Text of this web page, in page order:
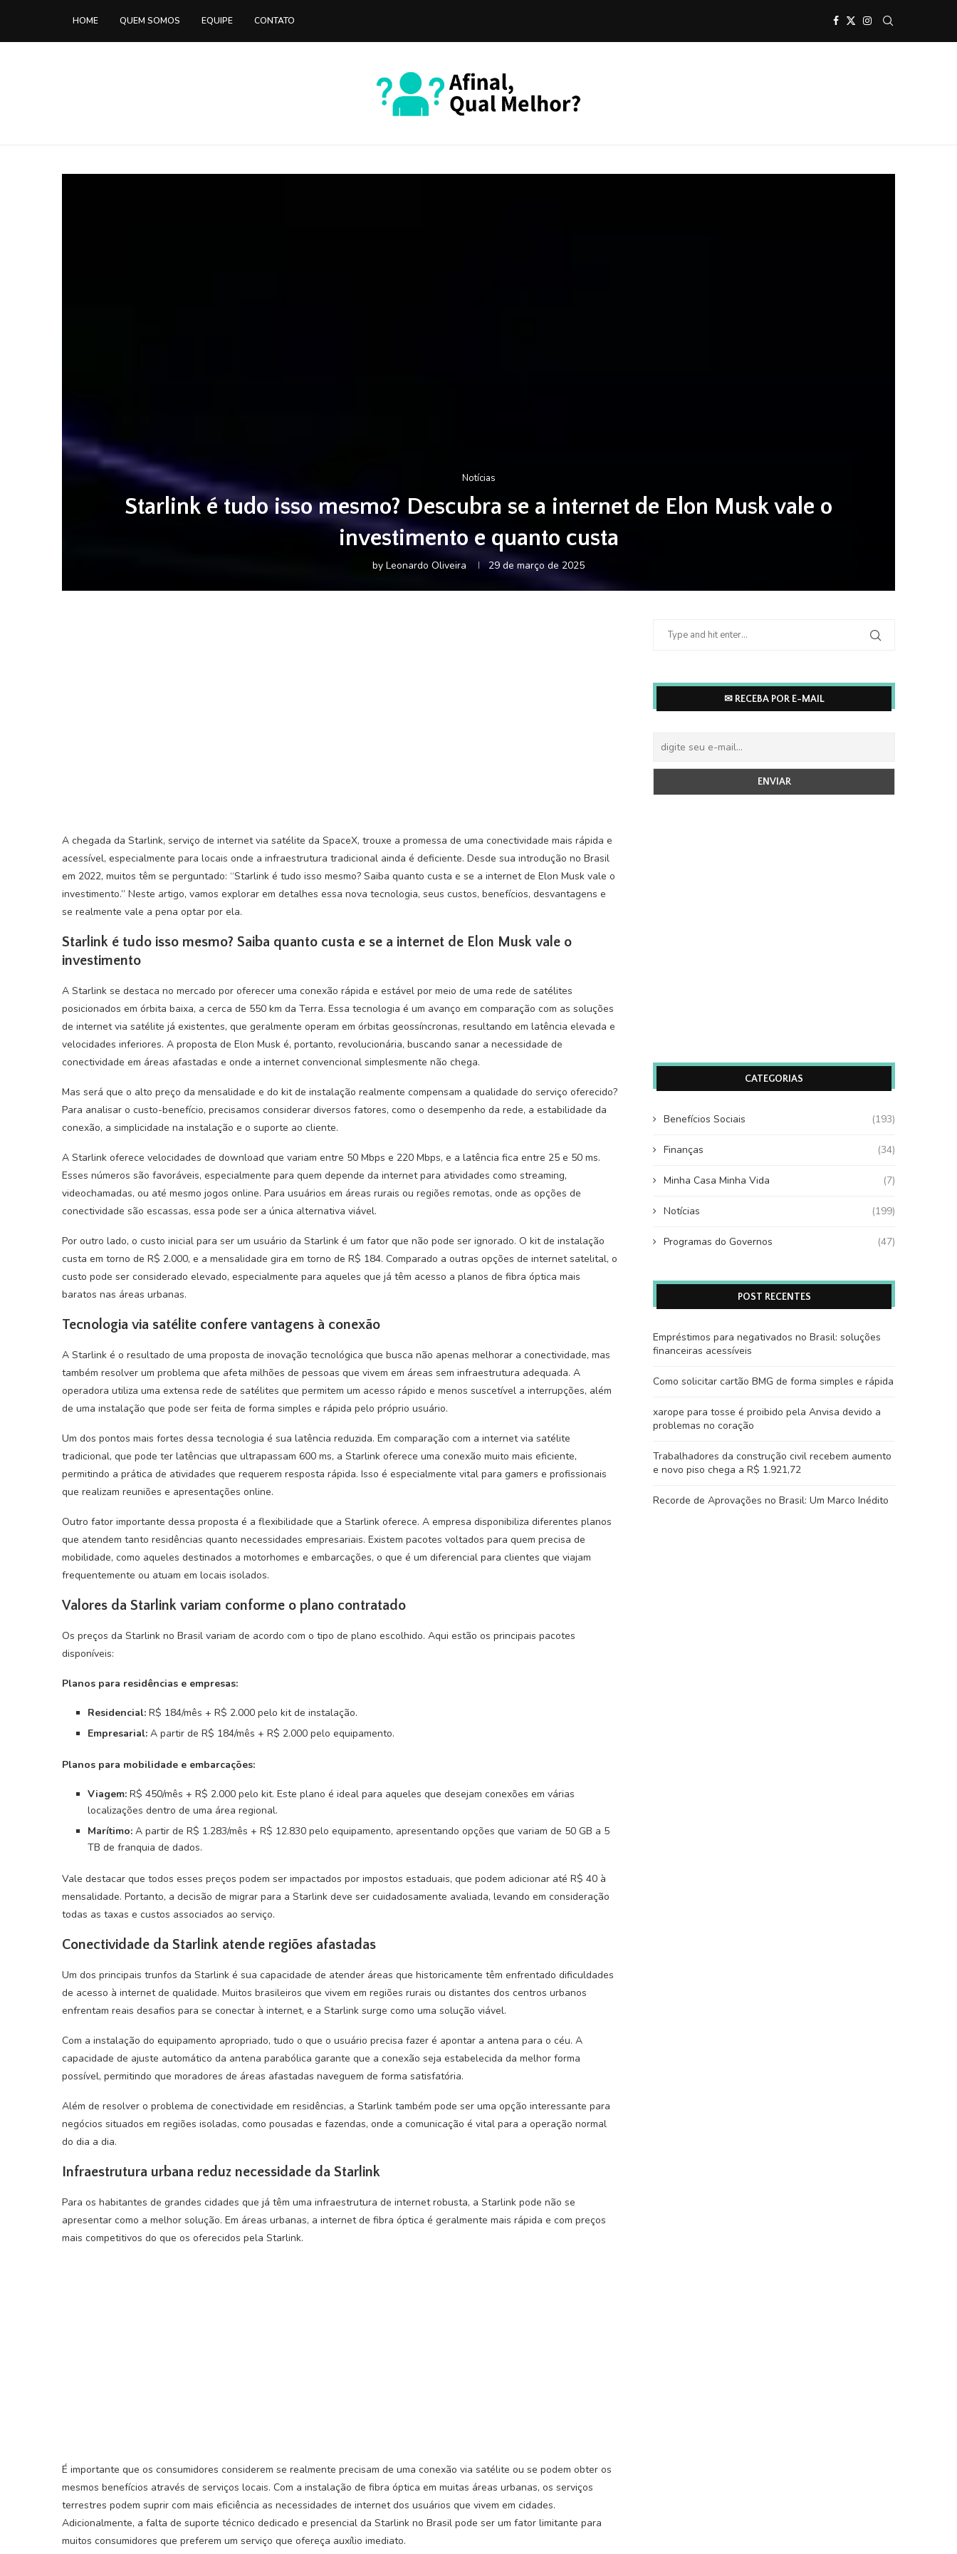
HOME QUEM SOMOS EQUIPE CONTATO
Notícias
Starlink é tudo isso mesmo? Descubra se a internet de Elon Musk vale o
investimento e quanto custa
by Leonardo Oliveira 29 de março de 2025
A chegada da Starlink, serviço de internet via satélite da SpaceX, trouxe a promessa de uma conectividade mais rápida e
acessível, especialmente para locais onde a infraestrutura tradicional ainda é deficiente. Desde sua introdução no Brasil
em 2022, muitos têm se perguntado: “Starlink é tudo isso mesmo? Saiba quanto custa e se a internet de Elon Musk vale o
investimento.” Neste artigo, vamos explorar em detalhes essa nova tecnologia, seus custos, benefícios, desvantagens e
se realmente vale a pena optar por ela.
Starlink é tudo isso mesmo? Saiba quanto custa e se a internet de Elon Musk vale o
investimento
A Starlink se destaca no mercado por oferecer uma conexão rápida e estável por meio de uma rede de satélites
posicionados em órbita baixa, a cerca de 550 km da Terra. Essa tecnologia é um avanço em comparação com as soluções
de internet via satélite já existentes, que geralmente operam em órbitas geossíncronas, resultando em latência elevada e
velocidades inferiores. A proposta de Elon Musk é, portanto, revolucionária, buscando sanar a necessidade de
conectividade em áreas afastadas e onde a internet convencional simplesmente não chega.
Mas será que o alto preço da mensalidade e do kit de instalação realmente compensam a qualidade do serviço oferecido?
Para analisar o custo-benefício, precisamos considerar diversos fatores, como o desempenho da rede, a estabilidade da
conexão, a simplicidade na instalação e o suporte ao cliente.
A Starlink oferece velocidades de download que variam entre 50 Mbps e 220 Mbps, e a latência fica entre 25 e 50 ms.
Esses números são favoráveis, especialmente para quem depende da internet para atividades como streaming,
videochamadas, ou até mesmo jogos online. Para usuários em áreas rurais ou regiões remotas, onde as opções de
conectividade são escassas, essa pode ser a única alternativa viável.
Por outro lado, o custo inicial para ser um usuário da Starlink é um fator que não pode ser ignorado. O kit de instalação
custa em torno de R$ 2.000, e a mensalidade gira em torno de R$ 184. Comparado a outras opções de internet satelital, o
custo pode ser considerado elevado, especialmente para aqueles que já têm acesso a planos de fibra óptica mais
baratos nas áreas urbanas.
Tecnologia via satélite confere vantagens à conexão
A Starlink é o resultado de uma proposta de inovação tecnológica que busca não apenas melhorar a conectividade, mas
também resolver um problema que afeta milhões de pessoas que vivem em áreas sem infraestrutura adequada. A
operadora utiliza uma extensa rede de satélites que permitem um acesso rápido e menos suscetível a interrupções, além
de uma instalação que pode ser feita de forma simples e rápida pelo próprio usuário.
Um dos pontos mais fortes dessa tecnologia é sua latência reduzida. Em comparação com a internet via satélite
tradicional, que pode ter latências que ultrapassam 600 ms, a Starlink oferece uma conexão muito mais eficiente,
permitindo a prática de atividades que requerem resposta rápida. Isso é especialmente vital para gamers e profissionais
que realizam reuniões e apresentações online.
Outro fator importante dessa proposta é a flexibilidade que a Starlink oferece. A empresa disponibiliza diferentes planos
que atendem tanto residências quanto necessidades empresariais. Existem pacotes voltados para quem precisa de
mobilidade, como aqueles destinados a motorhomes e embarcações, o que é um diferencial para clientes que viajam
frequentemente ou atuam em locais isolados.
Valores da Starlink variam conforme o plano contratado
Os preços da Starlink no Brasil variam de acordo com o tipo de plano escolhido. Aqui estão os principais pacotes
disponíveis:
Planos para residências e empresas:
Residencial: R$ 184/mês + R$ 2.000 pelo kit de instalação.
Empresarial: A partir de R$ 184/mês + R$ 2.000 pelo equipamento.
Planos para mobilidade e embarcações:
Viagem: R$ 450/mês + R$ 2.000 pelo kit. Este plano é ideal para aqueles que desejam conexões em várias
localizações dentro de uma área regional.
Marítimo: A partir de R$ 1.283/mês + R$ 12.830 pelo equipamento, apresentando opções que variam de 50 GB a 5
TB de franquia de dados.
Vale destacar que todos esses preços podem ser impactados por impostos estaduais, que podem adicionar até R$ 40 à
mensalidade. Portanto, a decisão de migrar para a Starlink deve ser cuidadosamente avaliada, levando em consideração
todas as taxas e custos associados ao serviço.
Conectividade da Starlink atende regiões afastadas
Um dos principais trunfos da Starlink é sua capacidade de atender áreas que historicamente têm enfrentado dificuldades
de acesso à internet de qualidade. Muitos brasileiros que vivem em regiões rurais ou distantes dos centros urbanos
enfrentam reais desafios para se conectar à internet, e a Starlink surge como uma solução viável.
Com a instalação do equipamento apropriado, tudo o que o usuário precisa fazer é apontar a antena para o céu. A
capacidade de ajuste automático da antena parabólica garante que a conexão seja estabelecida da melhor forma
possível, permitindo que moradores de áreas afastadas naveguem de forma satisfatória.
Além de resolver o problema de conectividade em residências, a Starlink também pode ser uma opção interessante para
negócios situados em regiões isoladas, como pousadas e fazendas, onde a comunicação é vital para a operação normal
do dia a dia.
Infraestrutura urbana reduz necessidade da Starlink
Para os habitantes de grandes cidades que já têm uma infraestrutura de internet robusta, a Starlink pode não se
apresentar como a melhor solução. Em áreas urbanas, a internet de fibra óptica é geralmente mais rápida e com preços
mais competitivos do que os oferecidos pela Starlink.
É importante que os consumidores considerem se realmente precisam de uma conexão via satélite ou se podem obter os
mesmos benefícios através de serviços locais. Com a instalação de fibra óptica em muitas áreas urbanas, os serviços
terrestres podem suprir com mais eficiência as necessidades de internet dos usuários que vivem em cidades.
Adicionalmente, a falta de suporte técnico dedicado e presencial da Starlink no Brasil pode ser um fator limitante para
muitos consumidores que preferem um serviço que ofereça auxílio imediato.
✉ RECEBA POR E-MAIL
CATEGORIAS
Benefícios Sociais (193)
Finanças (34)
Minha Casa Minha Vida (7)
Notícias (199)
Programas do Governos (47)
POST RECENTES
Empréstimos para negativados no Brasil: soluções
financeiras acessíveis
Como solicitar cartão BMG de forma simples e rápida
xarope para tosse é proibido pela Anvisa devido a
problemas no coração
Trabalhadores da construção civil recebem aumento
e novo piso chega a R$ 1.921,72
Recorde de Aprovações no Brasil: Um Marco Inédito